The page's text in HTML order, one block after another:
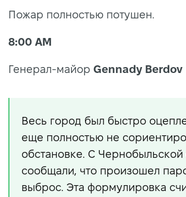
Пожар полностью потушен.
8:00 AM
Генерал-майор Gennady Berdov
Весь город был быстро
еще полностью не
обстановке. С Чернобыльской
сообщали, что произошел
выброс. Эта формулировка